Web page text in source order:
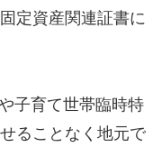
定資産関連証書に
子育て世帯臨時特
ることなく地元で